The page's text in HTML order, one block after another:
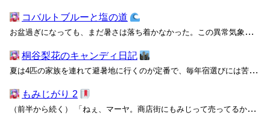
コバルトブルーと塩の道
お盆過ぎになっても、まだ暑さは落ち着かなかった。この異常気象で、アンドンクラゲもアカイエカもいつの間にか絶滅危機らしい。こんな夏休みにわざわざ外に出かけるなんて、無謀な挑戦を売りにする動画投稿者くらいしかいないだろう。しかし、今から私は無謀にもそんな挑戦を強いられることになる。部...
桐谷梨花のキャンディ日記
夏は4匹の家族を連れて避暑地に行くのが定番で、毎年宿選びには苦労している。愛犬や愛猫と一緒に宿泊できるオプションをアピールするホテルは最近では珍しいものではないが、私のようにロコスタル・フェリステルスと暮らしている身にはまだ不便なことが多い。それも4匹も、だ。 ロコスタル・フェ...
もみじがり 2
（前半から続く） 「ねぇ、マーヤ。商店街にもみじって売ってるかなぁ？」 その夜、家に帰ってきたアリスは開口一番困り顔でこんなことを言い出した。最近の定番になっていた真っ白なフリルブラウスには、日替わりで花を模したレジンのブローチが飾られている。今日は透明感のあるオレンジのガー...